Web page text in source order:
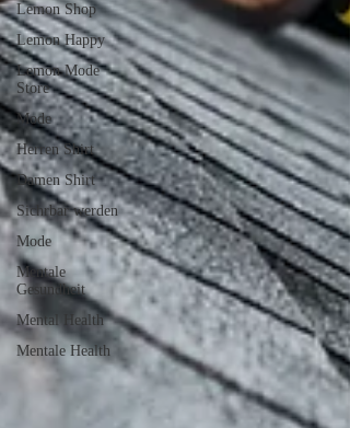
Lemon Shop
Lemon Happy
Lemon Mode
Store
Mode
Herren Shirt
Damen Shirt
Sichrbar werden
Mode
Mentale
Gesundheit
Mental Health
Mentale Health